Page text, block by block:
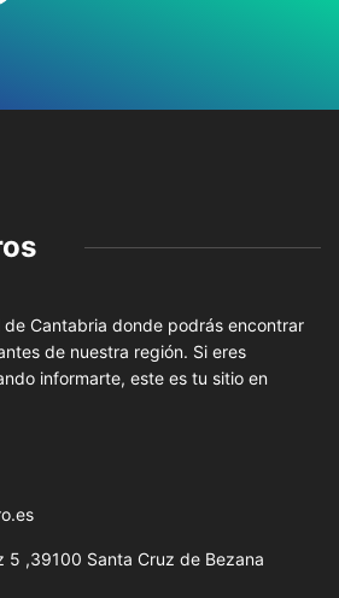
de Cantabria donde podrás encontrar
de nuestra región. Si eres
informarte, este es tu sitio en
5 ,39100 Santa Cruz de Bezana